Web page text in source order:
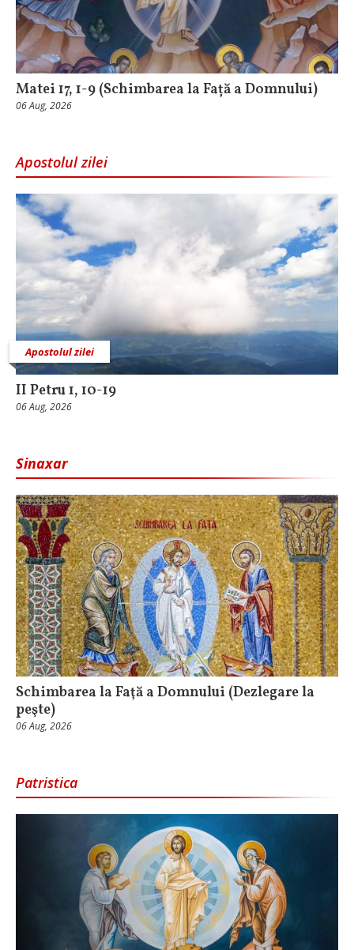
Matei 17, 1-9 (Schimbarea la Față a Domnului)
06 Aug, 2026
Apostolul zilei
Apostolul zilei
II Petru 1, 10-19
06 Aug, 2026
Sinaxar
Schimbarea la Faţă a Domnului (Dezlegare la
peşte)
06 Aug, 2026
Patristica